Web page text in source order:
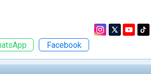
Facebook